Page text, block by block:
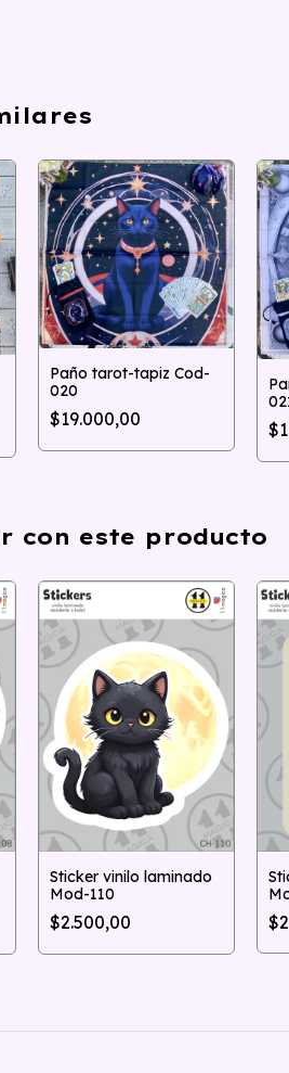
Paño tarot-tapiz Cod-
020
$19.000,00
con este producto
Sticker vinilo laminado
Mod-110
$2.500,00